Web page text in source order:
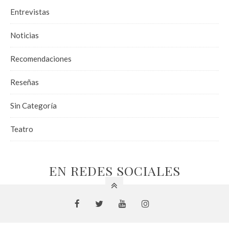
Entrevistas
Noticias
Recomendaciones
Reseñas
Sin Categoría
Teatro
EN REDES SOCIALES